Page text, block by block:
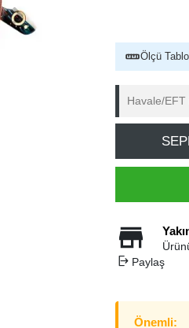
Ölçü
Havale/EFT
Paylaş
Önemli: